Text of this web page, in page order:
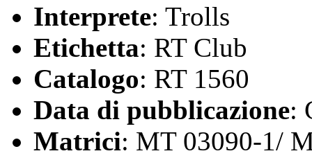
Interprete: Trolls
Etichetta: RT Club
Catalogo: RT 1560
Data di pubblicazione:
Matrici: MT 03090-1/